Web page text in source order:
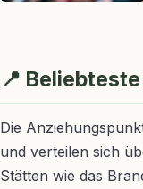
📍
Die
und verteilen sich
Stätten wie das